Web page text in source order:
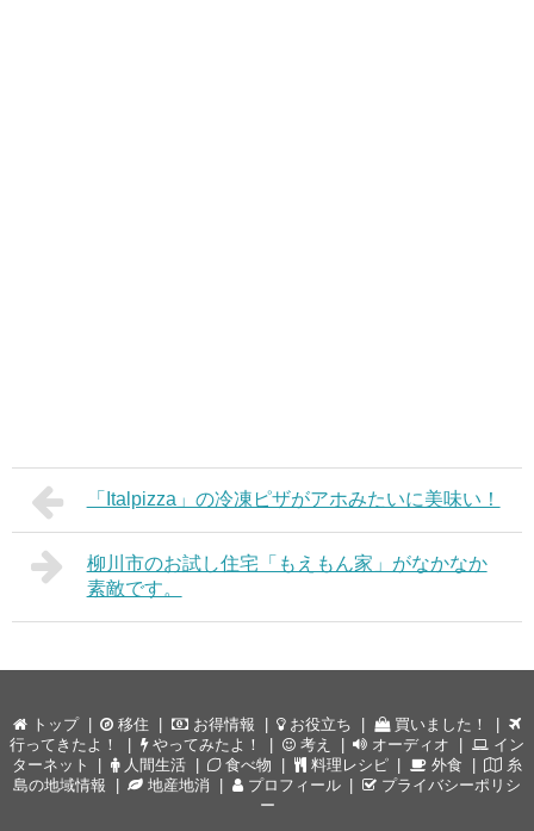
「Italpizza」の冷凍ピザがアホみたいに美味い！
柳川市のお試し住宅「もえもん家」がなかなか
素敵です。
トップ 移住 お得情報 お役立ち
買いました！
行ってきたよ！
やってみたよ！ 考え オーディオ
イン
ターネット
人間生活 食べ物 料理レシピ 外食
糸
島の地域情報
地産地消 プロフィール
プライバシーポリシ
ー